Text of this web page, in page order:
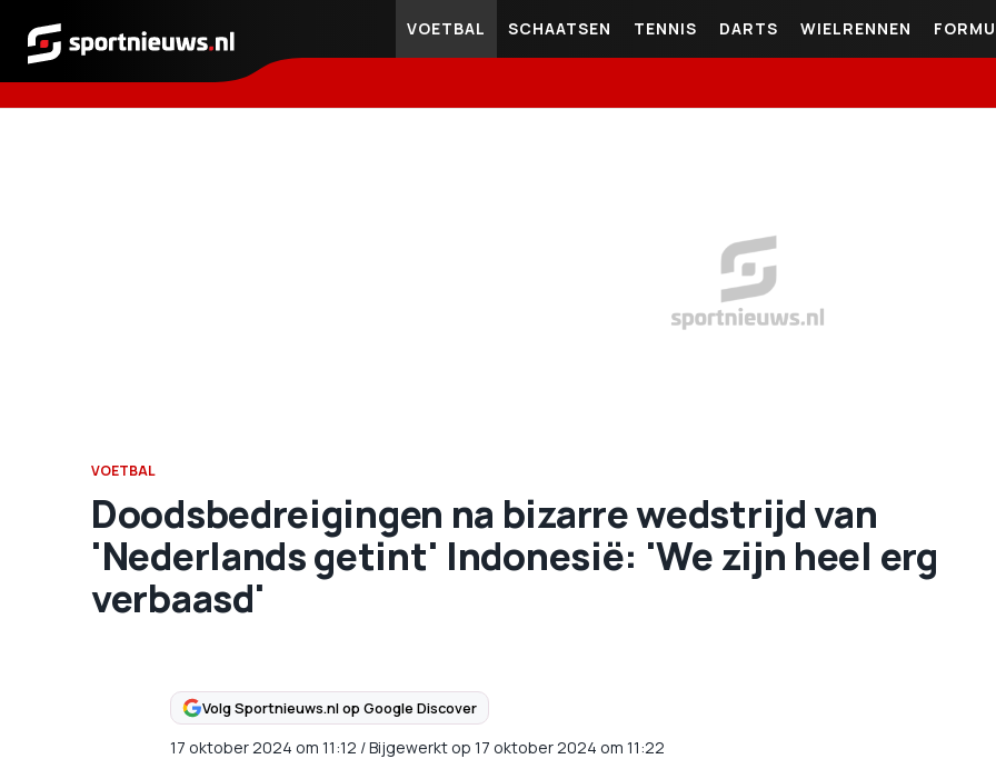
Sportnieuws.nl
VOETBAL SCHAATSEN TENNIS DARTS WIELRENNEN
VOETBAL
Doodsbedreigingen na bizarre wedstrijd van
'Nederlands getint' Indonesië: 'We zijn heel erg
verbaasd'
Volg Sportnieuws.nl op Google Discover
17 oktober 2024 om 11:12 /Bijgewerkt op 17 oktober 2024 om 11:22